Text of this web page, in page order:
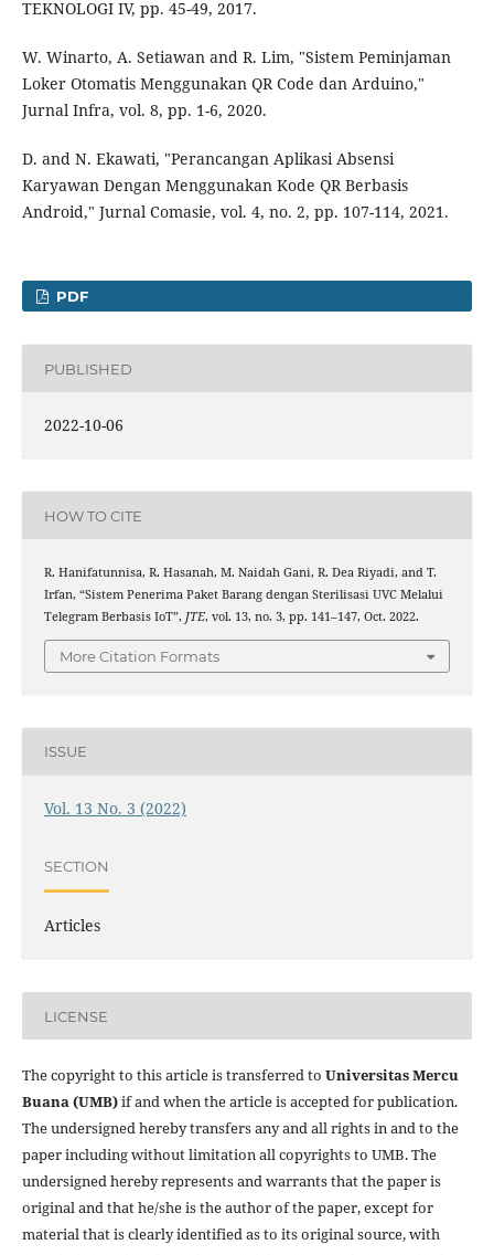
TEKNOLOGI IV, pp. 45-49, 2017.
W. Winarto, A. Setiawan and R. Lim, "Sistem Peminjaman
Loker Otomatis Menggunakan QR Code dan Arduino,"
Jurnal Infra, vol. 8, pp. 1-6, 2020.
D. and N. Ekawati, "Perancangan Aplikasi Absensi
Karyawan Dengan Menggunakan Kode QR Berbasis
Android," Jurnal Comasie, vol. 4, no. 2, pp. 107-114, 2021.
PDF
PUBLISHED
2022-10-06
HOW TO CITE
R. Hanifatunnisa, R. Hasanah, M. Naidah Gani, R. Dea Riyadi, and T.
Irfan, “Sistem Penerima Paket Barang dengan Sterilisasi UVC Melalui
Telegram Berbasis IoT”, JTE, vol. 13, no. 3, pp. 141–147, Oct. 2022.
More Citation Formats
ISSUE
Vol. 13 No. 3 (2022)
SECTION
Articles
LICENSE
The copyright to this article is transferred to Universitas Mercu
Buana (UMB)if and when the article is accepted for publication.
The undersigned hereby transfers any and all rights in and to the
paper including without limitation all copyrights to UMB. The
undersigned hereby represents and warrants that the paper is
original and that he/she is the author of the paper, except for
material that is clearly identified as to its original source, with